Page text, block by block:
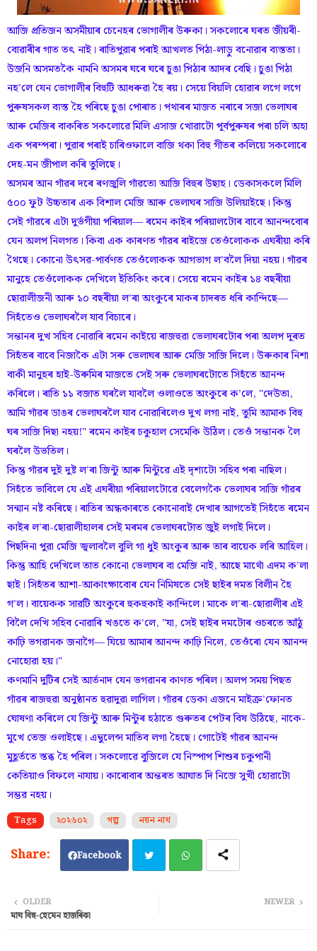
আজি প্ৰতিজন অসমীয়াৰ চেনেহৰ ভোগালীৰ উৰুকা। সকলোৰে ঘৰত জীয়ৰী-
বোৱাৰীৰ গাত তৎ নাই। ৰাতিপুৱাৰ পৰাই আখলত পিঠা-লাড়ু বনোৱাৰ ব্যস্ততা।
উজনি অসমতকৈ নামনি অসমৰ ঘৰে ঘৰে চুঙা পিঠাৰ আদৰ বেছি। চুঙা পিঠা
নহ’লে যেন ভোগালীৰ বিহুটি আধৰুৱা হৈ ৰয়। সেয়ে বিয়লি হোৱাৰ লগে লগে
পুৰুষসকল ব্যস্ত হৈ পৰিছে চুঙা পোৰাত। পথাৰৰ মাজত নৰাৰে সজা ভেলাঘৰ
আৰু মেজিৰ বাকৰিত সকলোৱে মিলি এসাজ খোৱাটো পূৰ্বপুৰুষৰ পৰা চলি অহা
এক পৰম্পৰা। পুৱাৰ পৰাই চাৰিওফালে বাজি থকা বিহু গীতৰ কলিয়ে সকলোৰে
দেহ-মন জীপাল কৰি তুলিছে।
অসমৰ আন গাঁৱৰ দৰে ৰণজুলি গাঁৱতো আজি বিহুৰ উছাহ। ডেকাসকলে মিলি
৫০০ ফুট উচ্চতাৰ এক বিশাল মেজি আৰু ভেলাঘৰ সাজি উলিয়াইছে। কিন্তু
সেই গাঁৱৰে এটা দুৰ্ভগীয়া পৰিয়াল— ৰমেন কাইৰ পৰিয়ালটোৰ বাবে আনন্দবোৰ
যেন অলপ নিলগত। কিবা এক কাৰণত গাঁৱৰ ৰাইজে তেওঁলোকক এঘৰীয়া কৰি
থৈছে। কোনো উৎসৱ-পাৰ্বণত তেওঁলোকক আগভাগ ল’বলৈ দিয়া নহয়। গাঁৱৰ
মানুহে তেওঁলোকক দেখিলে ইতিকিং কৰে। সেয়ে ৰমেন কাইৰ ১৪ বছৰীয়া
ছোৱালীজনী আৰু ১০ বছৰীয়া ল’ৰা অংকুৰে মাকৰ চাদৰত ধৰি কান্দিছে—
সিহঁতেও ভেলাঘৰলৈ যাব বিচাৰে।
সন্তানৰ দুখ সহিব নোৱাৰি ৰমেন কাইয়ে ৰাজহুৱা ভেলাঘৰটোৰ পৰা অলপ দূৰত
সিহঁতৰ বাবে নিজাকৈ এটা সৰু ভেলাঘৰ আৰু মেজি সাজি দিলে। উৰুকাৰ নিশা
বাকী মানুহৰ হাই-উৰুমিৰ মাজতে সেই সৰু ভেলাঘৰটোতে সিহঁতে আনন্দ
কৰিলে। ৰাতি ১১ বজাত ঘৰলৈ যাবলৈ ওলাওতে অংকুৰে ক’লে, "দেউতা,
আমি গাঁৱৰ ডাঙৰ ভেলাঘৰলৈ যাব নোৱাৰিলেও দুখ লগা নাই, তুমি আমাক বিহু
ঘৰ সাজি দিছা নহয়!" ৰমেন কাইৰ চকুহাল সেমেকি উঠিল। তেওঁ সন্তানক লৈ
ঘৰলৈ উভতিল।
কিন্তু গাঁৱৰ দুই দুষ্ট ল’ৰা জিন্টু আৰু মিন্টুৱে এই দৃশ্যটো সহিব পৰা নাছিল।
সিহঁতে ভাবিলে যে এই এঘৰীয়া পৰিয়ালটোৱে বেলেগকৈ ভেলাঘৰ সাজি গাঁৱৰ
সন্মান নষ্ট কৰিছে। ৰাতিৰ অন্ধকাৰতে কোনোবাই দেখাৰ আগতেই সিহঁতে ৰমেন
কাইৰ ল’ৰা-ছোৱালীহালৰ সেই মৰমৰ ভেলাঘৰটোত জুই লগাই দিলে।
পিছদিনা পুৱা মেজি জ্বলাবলৈ বুলি গা ধুই অংকুৰ আৰু তাৰ বায়েক লৰি আহিল।
কিন্তু আহি দেখিলে তাত কোনো ভেলাঘৰ বা মেজি নাই, আছে মাথোঁ এদম ক’লা
ছাই। সিহঁতৰ আশা-আকাংক্ষাবোৰ যেন নিমিষতে সেই ছাইৰ দমত বিলীন হৈ
গ’ল। বায়েকক সাৱটি অংকুৰে হুকহুকাই কান্দিলে। মাকে ল’ৰা-ছোৱালীৰ এই
বিলৈ দেখি সহিব নোৱাৰি খঙতে ক’লে, "যা, সেই ছাইৰ দমটোৰ ওচৰতে আঁঠু
কাঢ়ি ভগৱানক জনাগৈ— যিয়ে আমাৰ আনন্দ কাঢ়ি নিলে, তেওঁৰো যেন আনন্দ
নোহোৱা হয়।"
কণমানি দুটিৰ সেই আৰ্তনাদ যেন ভগৱানৰ কাণত পৰিল। অলপ সময় পিছত
গাঁৱৰ ৰাজহুৱা অনুষ্ঠানত হুৱাদুৱা লাগিল। গাঁৱৰ ডেকা এজনে মাইক্ৰ’ফোনত
ঘোষণা কৰিলে যে জিন্টু আৰু মিন্টুৰ হঠাতে গুৰুতৰ পেটৰ বিষ উঠিছে, নাকে-
মুখে তেজ ওলাইছে। এম্বুলেন্স মাতিব লগা হৈছে। গোটেই গাঁৱৰ আনন্দ
মুহূৰ্ততে স্তব্ধ হৈ পৰিল। সকলোৱে বুজিলে যে নিস্পাপ শিশুৰ চকুপানী
কেতিয়াও বিফলে নাযায়। কাৰোবাৰ অন্তৰত আঘাত দি নিজে সুখী হোৱাটো
সম্ভৱ নহয়।
Tags ২০২৬০২ গল্প নয়ন নাথ
Facebook
NEWER
OLDER
মাঘ বিহু-হেমেন হাজৰিকা